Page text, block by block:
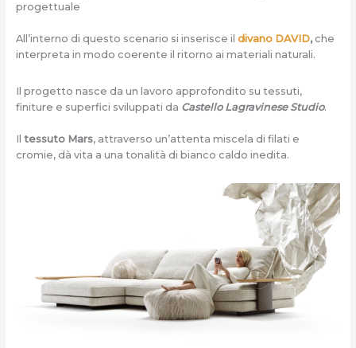
progettuale
All’interno di questo scenario si inserisce il divano DAVID,che
interpreta in modo coerente il ritorno ai materiali naturali.
Il progetto nasce da un lavoro approfondito su tessuti,
finiture e superfici sviluppati da Castello Lagravinese Studio.
Il tessuto Mars, attraverso un’attenta miscela di filati e
cromie, dà vita a una tonalità di bianco caldo inedita.